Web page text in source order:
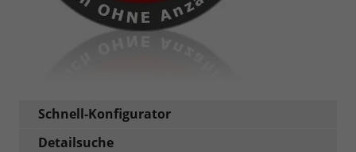
Schnell-Konfigurator
Detailsuche